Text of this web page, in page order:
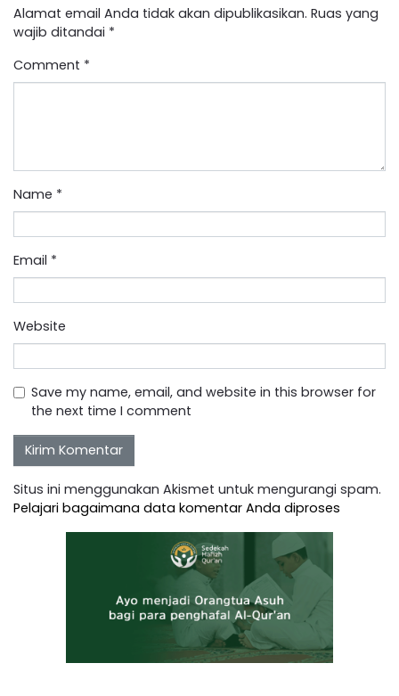
Alamat email Anda tidak akan dipublikasikan. Ruas yang
wajib ditandai *
Comment *
Name *
Email *
Website
Save my name, email, and website in this browser for
the next time I comment
Situs ini menggunakan Akismet untuk mengurangi spam.
Pelajari bagaimana data komentar Anda diproses